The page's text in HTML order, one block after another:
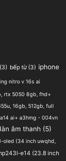
(3) bếp từ(3) iphone
nitro v 16s ai
rtx 5050 8gb, fhd+
16gb, 512gb, full
ai+ a3hmg - 004vn
âm thanh (5)
oled (34 inch uwqhd,
e14 (23.8 inch